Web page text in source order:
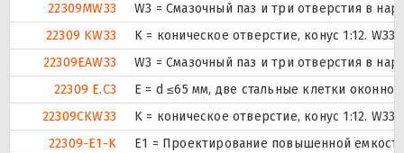
22309MW33
W3 = Смазочный паз и три отверстия в
22309 KW33
K = коническое отверстие, конус 1:12.
22309EAW33
W3 = Смазочный паз и три отверстия в
22309 E.C3
E = d ≤65 мм, две стальные клетки
22309CKW33
K = коническое отверстие, конус 1:12.
22309-E1-K
E1 = Проектирование повышенной